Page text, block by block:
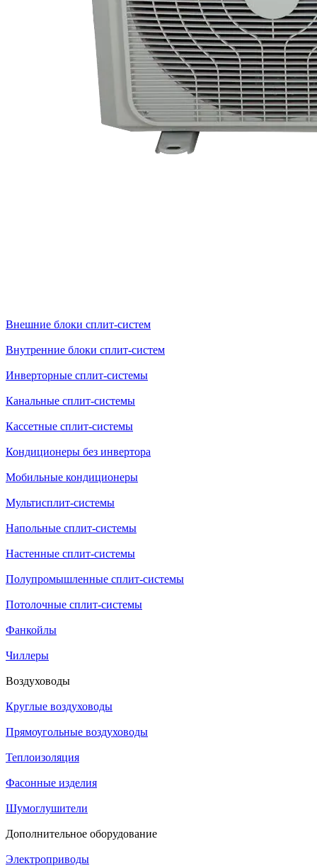
Внешние блоки сплит-систем
Внутренние блоки сплит-систем
Инверторные сплит-системы
Канальные сплит-системы
Кассетные сплит-системы
Кондиционеры без инвертора
Мобильные кондиционеры
Мультисплит-системы
Напольные сплит-системы
Настенные сплит-системы
Полупромышленные сплит-системы
Потолочные сплит-системы
Фанкойлы
Чиллеры
Воздуховоды
Круглые воздуховоды
Прямоугольные воздуховоды
Теплоизоляция
Фасонные изделия
Шумоглушители
Дополнительное оборудование
Электроприводы